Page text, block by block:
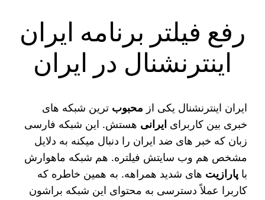
رفع فیلتر برنامه ایران
اینترنشنال در ایران
ایران اینترنشنال یکی از محبوب‌ ترین شبکه‌ های
خبری بین کاربرای ایرانی هستش. این شبکه فارسی
زبان که خبر های ضد ایران را دنبال میکنه به دلایل
مشخص هم وب سایتش فیلتره. هم شبکه ماهوارش
باپارازیت‌ های شدید همراهه. به همین خاطره که
کاربرا عملاً دسترسی به محتوای این شبکه براشون